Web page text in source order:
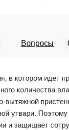
Вопросы
в котором идет
количества
вытяжной
утвари.
защищает